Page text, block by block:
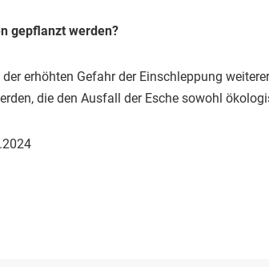
gepflanzt werden?
erhöhten Gefahr der Einschleppung
die den Ausfall der Esche sowohl